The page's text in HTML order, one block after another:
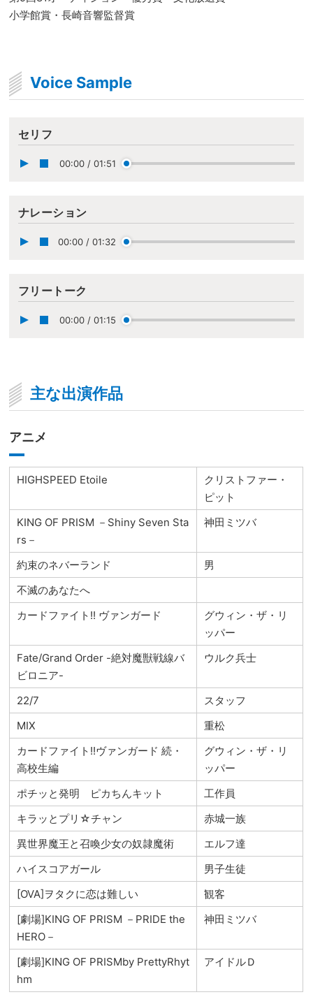
小学館賞・長崎音響監督賞
Voice Sample
セリフ
00:00 / 01:51
ナレーション
00:00 / 01:32
フリートーク
00:00 / 01:15
主な出演作品
アニメ
HIGHSPEED Etoile
クリストファー・
ピット
KING OF PRISM －Shiny Seven Sta
rs－
神田ミツバ
約束のネバーランド
男
不滅のあなたへ
カードファイト!! ヴァンガード
グウィン・ザ・リ
ッパー
Fate/Grand Order -絶対魔獣戦線バ
ビロニア-
ウルク兵士
22/7
スタッフ
MIX
重松
カードファイト!!ヴァンガード 続・
高校生編
グウィン・ザ・リ
ッパー
ポチッと発明 ピカちんキット
工作員
キラッとプリ☆チャン
赤城一族
異世界魔王と召喚少女の奴隷魔術
エルフ達
ハイスコアガール
男子生徒
[OVA]ヲタクに恋は難しい
観客
[劇場]KING OF PRISM －PRIDE the
HERO－
神田ミツバ
[劇場]KING OF PRISMby PrettyRhyt
hm
アイドルＤ